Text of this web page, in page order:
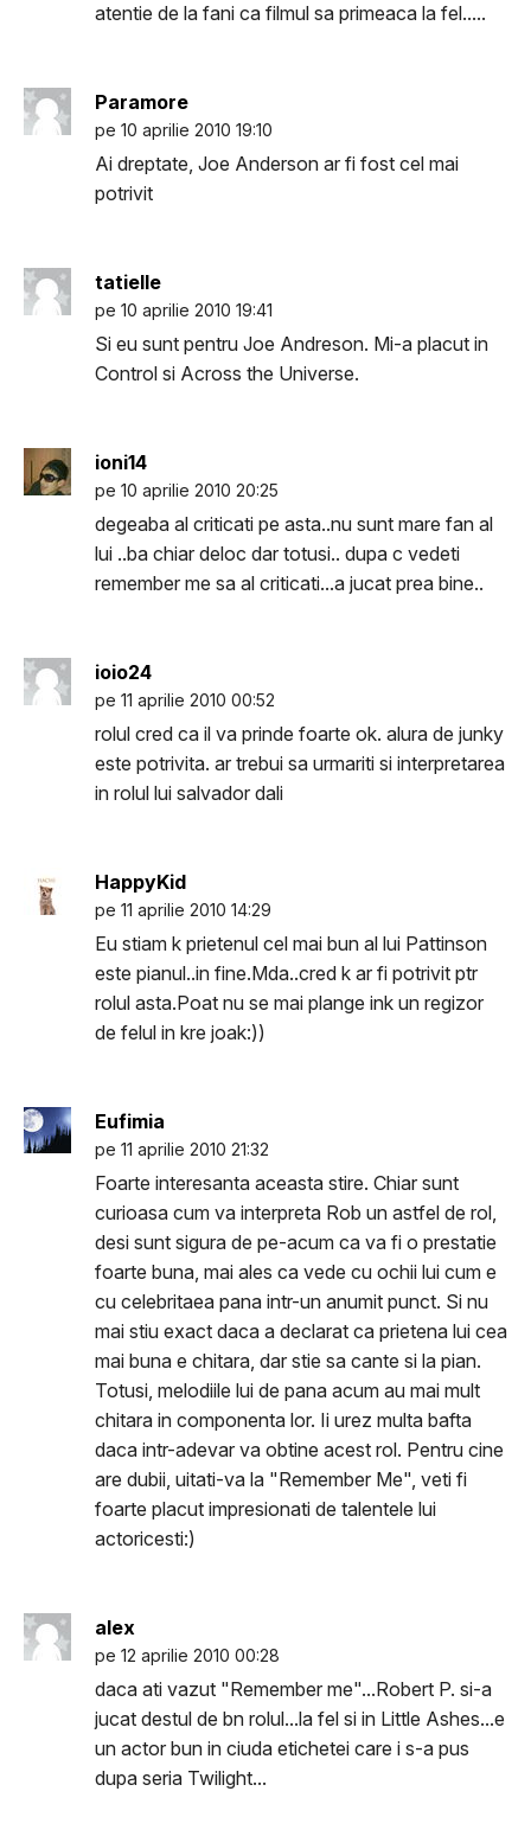
atentie de la fani ca filmul sa primeaca la fel.....
Paramore
pe 10 aprilie 2010 19:10
Ai dreptate, Joe Anderson ar fi fost cel mai
potrivit
tatielle
pe 10 aprilie 2010 19:41
Si eu sunt pentru Joe Andreson. Mi-a placut in
Control si Across the Universe.
ioni14
pe 10 aprilie 2010 20:25
degeaba al criticati pe asta..nu sunt mare fan al
lui ..ba chiar deloc dar totusi.. dupa c vedeti
remember me sa al criticati...a jucat prea bine..
ioio24
pe 11 aprilie 2010 00:52
rolul cred ca il va prinde foarte ok. alura de junky
este potrivita. ar trebui sa urmariti si interpretarea
in rolul lui salvador dali
HappyKid
pe 11 aprilie 2010 14:29
Eu stiam k prietenul cel mai bun al lui Pattinson
este pianul..in fine.Mda..cred k ar fi potrivit ptr
rolul asta.Poat nu se mai plange ink un regizor
de felul in kre joak:))
Eufimia
pe 11 aprilie 2010 21:32
Foarte interesanta aceasta stire. Chiar sunt
curioasa cum va interpreta Rob un astfel de rol,
desi sunt sigura de pe-acum ca va fi o prestatie
foarte buna, mai ales ca vede cu ochii lui cum e
cu celebritaea pana intr-un anumit punct. Si nu
mai stiu exact daca a declarat ca prietena lui cea
mai buna e chitara, dar stie sa cante si la pian.
Totusi, melodiile lui de pana acum au mai mult
chitara in componenta lor. Ii urez multa bafta
daca intr-adevar va obtine acest rol. Pentru cine
are dubii, uitati-va la "Remember Me", veti fi
foarte placut impresionati de talentele lui
actoricesti:)
alex
pe 12 aprilie 2010 00:28
daca ati vazut "Remember me"...Robert P. si-a
jucat destul de bn rolul...la fel si in Little Ashes...e
un actor bun in ciuda etichetei care i s-a pus
dupa seria Twilight...